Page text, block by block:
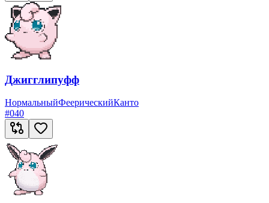
Джигглипуфф
НормальныйФеерическийКанто
#040